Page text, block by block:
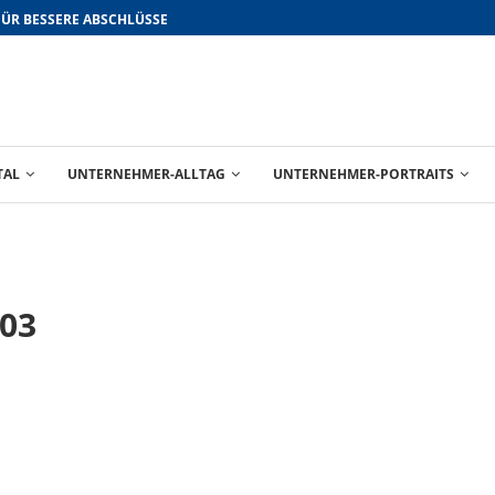
BESSERE ABSCHLÜSSE
UNTERNEHMER-ALLTAG UNTERNEHMER-PORTRAITS